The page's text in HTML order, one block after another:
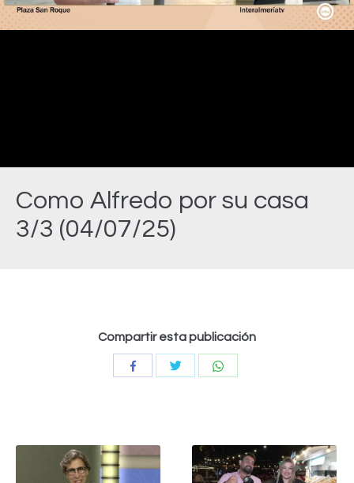
Como Alfredo por su casa
3/3 (04/07/25)
Video
Compartir esta publicación
CompartirCompartir